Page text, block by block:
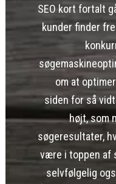
SEO kort fortalt
kunder finder
om at
siden for så
højt, som
søgeresultater,
være i toppen af
selvfølgelig